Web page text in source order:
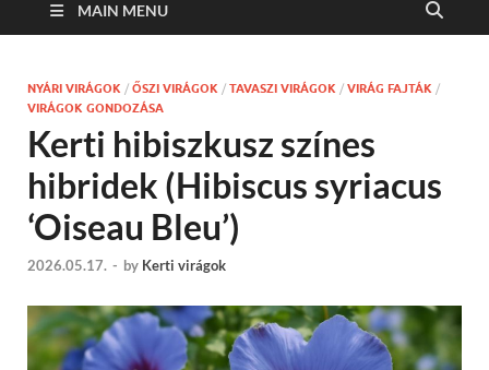
MAIN MENU
NYÁRI VIRÁGOK / ŐSZI VIRÁGOK / TAVASZI VIRÁGOK / VIRÁG FAJTÁK /
VIRÁGOK GONDOZÁSA
Kerti hibiszkusz színes
hibridek (Hibiscus syriacus
‘Oiseau Bleu’)
2026.05.17. - by Kerti virágok